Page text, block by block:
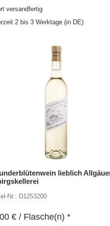
versandfertig
2 bis 3 Werktage (in DE)
lieblich
Nr.: D1253200
€ / Flasche(n) *